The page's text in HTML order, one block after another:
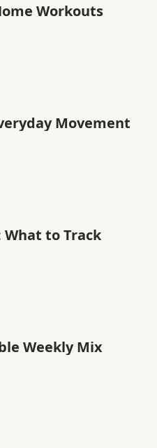
Workouts
Movement
to Track
Weekly Mix